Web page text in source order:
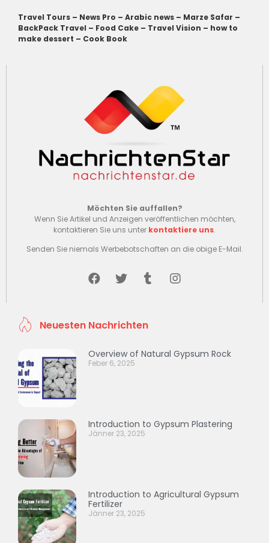
Travel Tours – News Pro – Arabic news – Marze Safar –
BackPack Travel – Food Cake – Travel Vision – how to
make dessert – Cook Book
Möchten Sie auffallen?
Wenn Sie Artikel und Anzeigen veröffentlichen möchten,
kontaktieren Sie uns unter kontaktiere uns.
Senden Sie niemals Werbebotschaften an die obige E-Mail.
Neuesten Nachrichten
Overview of Natural Gypsum Rock
Feber 6, 2025
Introduction to Gypsum Plastering
Jänner 23, 2025
Introduction to Agricultural Gypsum
Fertilizer
Jänner 23, 2025